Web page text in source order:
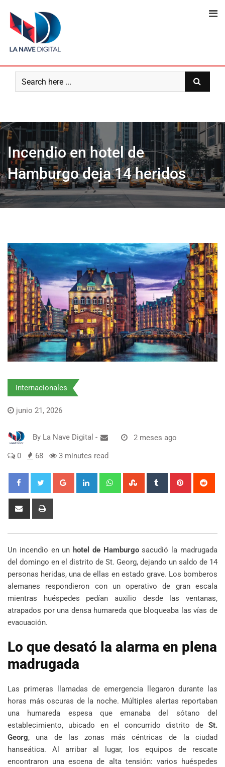
content
Incendio en hotel de
Hamburgo deja 14 heridos
Internacionales
junio 21, 2026
By La Nave Digital - 2 meses ago
0 68 3 minutes read
Google+ LinkedIn WhatsappStumbleUpon
Tumblr Pinterest
Share
Un incendio en un hotel de Hamburgosacudió la madrugada
del domingo en el distrito de St. Georg, dejando un saldo de 14
personas heridas, una de ellas en estado grave. Los bomberos
alemanes respondieron con un operativo de gran escala
mientras huéspedes pedían auxilio desde las ventanas,
atrapados por una densa humareda que bloqueaba las vías de
evacuación.
Lo que desató la alarma en plena
madrugada
Las primeras llamadas de emergencia llegaron durante las
horas más oscuras de la noche. Múltiples alertas reportaban
una humareda espesa que emanaba del sótano del
establecimiento, ubicado en el concurrido distrito de St.
Georg, una de las zonas más céntricas de la ciudad
hanseática. Al arribar al lugar, los equipos de rescate
encontraron una escena de alta tensión: varios huéspedes